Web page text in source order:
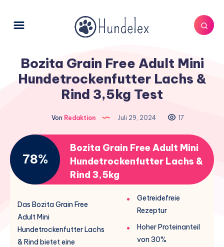
Bozita Grain Free Adult Mini
Hundetrockenfutter Lachs &
Rind 3,5kg Test
Von Redaktion Juli 29, 2024 17
78%
Bozita Grain Free Adult Mini
Hundetrockenfutter Lachs &
Rind 3,5kg
Das Bozita Grain Free
Adult Mini
Hundetrockenfutter Lachs
& Rind bietet eine
Getreidefreie
Rezeptur
Hoher Proteinanteil
von 30%